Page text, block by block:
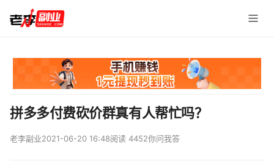
拼多多付费砍价群真有人帮忙吗？
老李副业2021-06-20 16:48阅读 4452你问我答